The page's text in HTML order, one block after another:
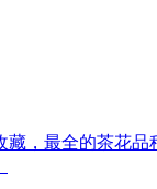
藏，最全的茶花品